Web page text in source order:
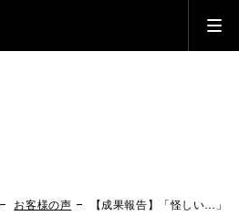
お客様の声 【成果報告】「怪しい…」